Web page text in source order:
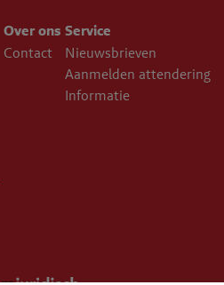
Over ons
Contact
Service
Nieuwsbrieven
Aanmelden attendering
Informatie